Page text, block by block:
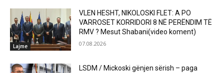
Lajme
VLEN HESHT, NIKOLOSKI FLET: A PO
VARROSET KORRIDORI 8 NË PERËNDIM TË
RMV ? Mesut Shabani(video koment)
07.08.2026
LSDM / Mickoski gënjen sërish – paga